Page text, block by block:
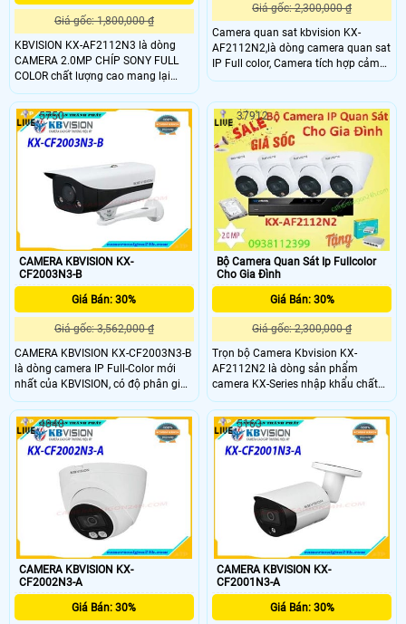
Giá gốc: 1,800,000 ₫
KBVISION KX-AF2112N3 là dòng
CAMERA 2.0MP CHÍP SONY FULL
COLOR chất lượng cao mang lại
chất lượng hình ảnh với màu sắc
sinh động. Tạo ra hình ảnh màu sắc
dù trong môi trường cực tối. Độ
nhạy sáng cao cùng đầy đủ mọi
Giá gốc: 2,300,000 ₫
Camera quan sat kbvision KX-
AF2112N2,là dòng camera quan sat
IP Full color, Camera tích hợp cảm
biến hình ảnh 2.0Megapixel. góc
hợp cho các công trình lón,văn
phòng,kho xưởng,siêu thị,
CAMERA KBVISION KX-
CF2003N3-B
Giá Bán: 30%
Giá gốc: 3,562,000 ₫
CAMERA KBVISION KX-CF2003N3-B
là dòng camera IP Full-Color mới
nhất của KBVISION, có độ phân giải
2.0 megapixel. Thiết kế nhỏ gọn,
chắc chắc với tầm quan sát xa 30
mét. CAMERA KBVISION KX-
CF2003N3-B hỗ trợ chống ngược
sáng thực WDR(120dB) và chức
năng phát hiện thông minh
5750
Bộ Camera Quan Sát Ip Fullcolor
Cho Gia Đình
Giá Bán: 30%
Giá gốc: 2,300,000 ₫
Trọn bộ Camera Kbvision KX-
AF2112N2 là dòng sản phẩm
camera KX-Series nhập khẩu chất
lượng tốt,thiết kế nhỏ gọn đẹp mang
tính thẩm mỹ cao ,hỗ trợ đèn LED
SMD công nghệ mới giúp cho hiệu
suất phát sáng cao, ánh sáng đồng
đều, tự điều chỉnh công suất chống
lóa, tiết kiệm điện năng, tăng cao
tuổi thọ của camera .
37912
CAMERA KBVISION KX-
CF2002N3-A
Giá Bán: 30%
4848
CAMERA KBVISION KX-
CF2001N3-A
Giá Bán: 30%
5163